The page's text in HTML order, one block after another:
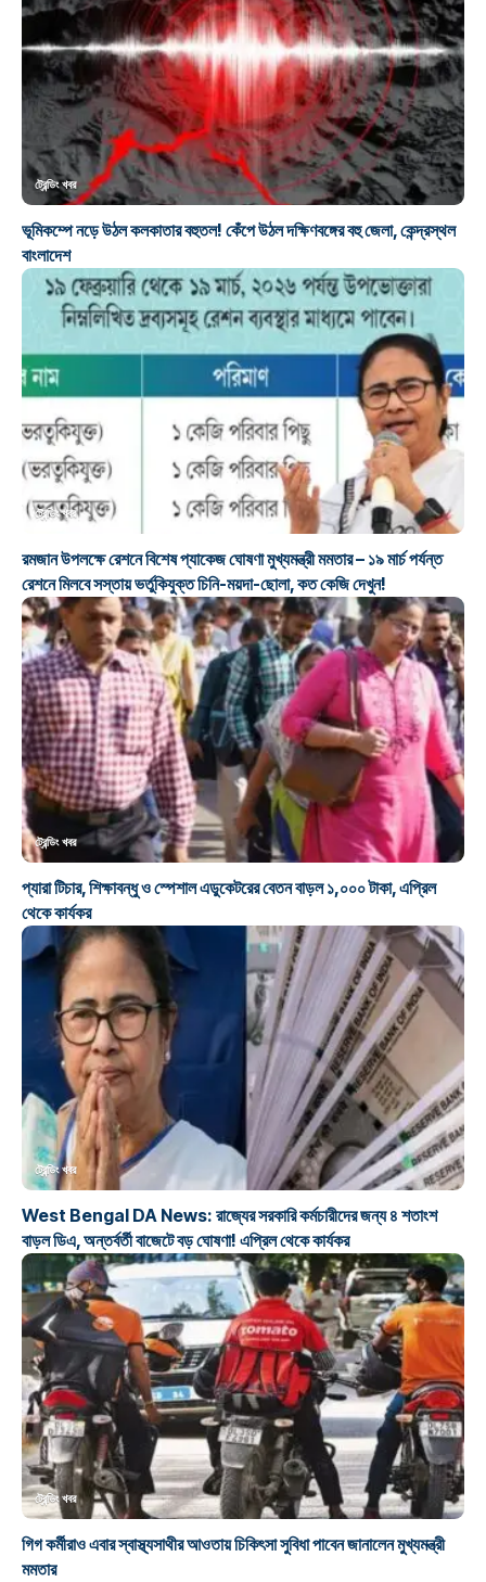
ট্রেন্ডিং খবর
ভূমিকম্পে নড়ে উঠল কলকাতার বহুতল! কেঁপে উঠল দক্ষিণবঙ্গের বহু জেলা, কেন্দ্রস্থল
বাংলাদেশ
ট্রেন্ডিং খবর
রমজান উপলক্ষে রেশনে বিশেষ প্যাকেজ ঘোষণা মুখ্যমন্ত্রী মমতার – ১৯ মার্চ পর্যন্ত
রেশনে মিলবে সস্তায় ভর্তুকিযুক্ত চিনি-ময়দা-ছোলা, কত কেজি দেখুন!
ট্রেন্ডিং খবর
প্যারা টিচার, শিক্ষাবন্ধু ও স্পেশাল এডুকেটরের বেতন বাড়ল ১,০০০ টাকা, এপ্রিল
থেকে কার্যকর
ট্রেন্ডিং খবর
West Bengal DA News: রাজ্যের সরকারি কর্মচারীদের জন্য ৪ শতাংশ
বাড়ল ডিএ, অন্তর্বর্তী বাজেটে বড় ঘোষণা! এপ্রিল থেকে কার্যকর
ট্রেন্ডিং খবর
গিগ কর্মীরাও এবার স্বাস্থ্যসাথীর আওতায় চিকিৎসা সুবিধা পাবেন জানালেন মুখ্যমন্ত্রী
মমতার